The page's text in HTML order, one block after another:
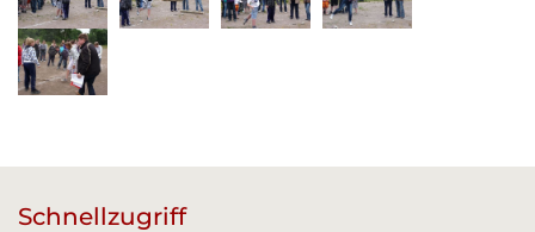
Schnellzugriff